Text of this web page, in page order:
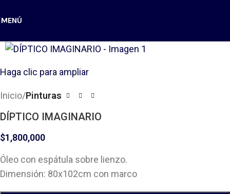
Skip to main content
MENÚ
Haga clic para ampliar
Inicio Pinturas
DÍPTICO IMAGINARIO
$1,800,000
Óleo con espátula sobre lienzo.
Dimensión: 80x102cm con marco